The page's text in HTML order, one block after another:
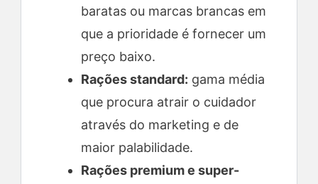
baratas ou marcas brancas em
que a prioridade é fornecer um
preço baixo.
Rações standard: gama média
que procura atrair o cuidador
através do marketing e de
maior palabilidade.
Rações premium e super-